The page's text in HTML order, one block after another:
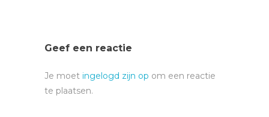
Geef een reactie
Je moet ingelogd zijn op om een reactie
te plaatsen.